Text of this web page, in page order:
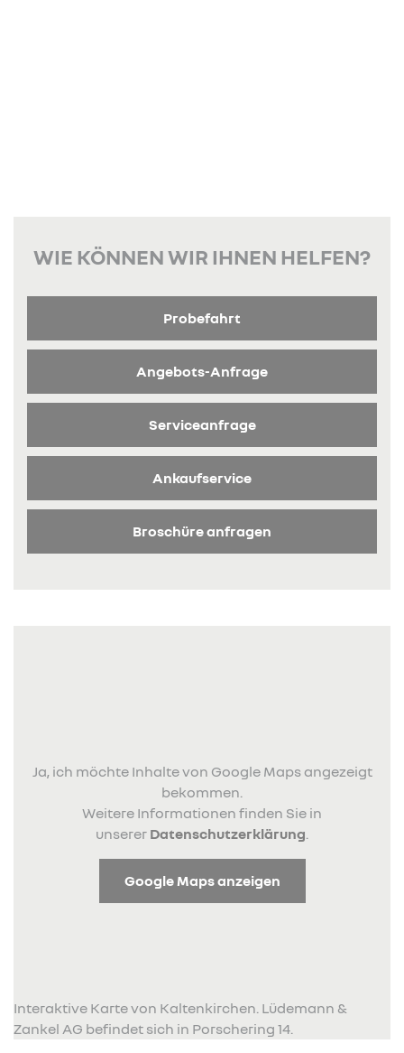
WIE KÖNNEN WIR IHNEN HELFEN?
Probefahrt
Angebots-Anfrage
Serviceanfrage
Ankaufservice
Broschüre anfragen
Ja, ich möchte Inhalte von Google Maps angezeigt
bekommen.
Weitere Informationen finden Sie in
unserer Datenschutzerklärung.
Google Maps anzeigen
Interaktive Karte von Kaltenkirchen. Lüdemann &
Zankel AG befindet sich in Porschering 14.